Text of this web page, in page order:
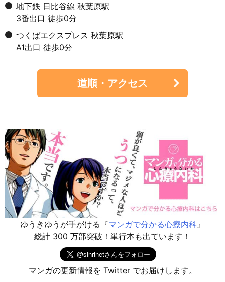
地下鉄 日比谷線 秋葉原駅
3番出口 徒歩0分
つくばエクスプレス 秋葉原駅
A1出口 徒歩0分
道順・アクセス
ゆうきゆうが手がける『マンガで分かる心療内科 』
総計 300 万部突破！単行本も出ています！
マンガの更新情報を Twitter でお届けします。